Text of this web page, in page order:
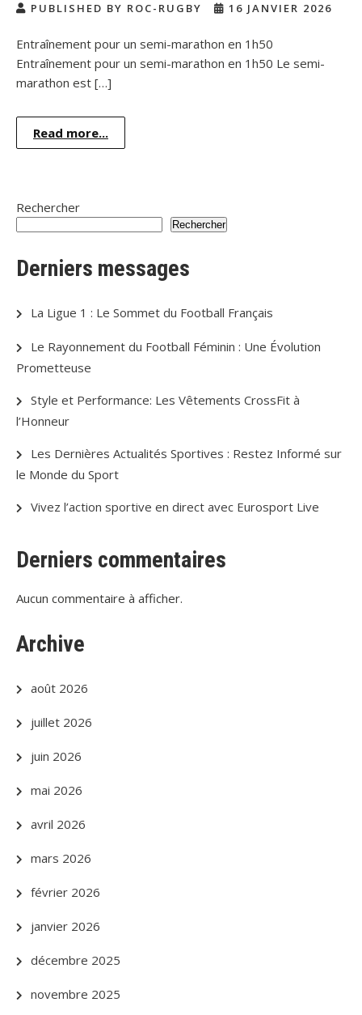
PUBLISHED BY ROC-RUGBY 16 JANVIER 2026
Entraînement pour un semi-marathon en 1h50
Entraînement pour un semi-marathon en 1h50 Le semi-
marathon est […]
Read more...
Rechercher
Rechercher
Derniers messages
La Ligue 1 : Le Sommet du Football Français
Le Rayonnement du Football Féminin : Une Évolution
Prometteuse
Style et Performance: Les Vêtements CrossFit à
l’Honneur
Les Dernières Actualités Sportives : Restez Informé sur
le Monde du Sport
Vivez l’action sportive en direct avec Eurosport Live
Derniers commentaires
Aucun commentaire à afficher.
Archive
août 2026
juillet 2026
juin 2026
mai 2026
avril 2026
mars 2026
février 2026
janvier 2026
décembre 2025
novembre 2025